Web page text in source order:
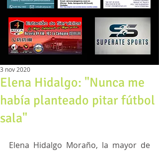
Elena Hidalgo: "Nunca me
había planteado pitar fútbol
sala"
3 nov 2020
Elena Hidalgo Moraño, la mayor de